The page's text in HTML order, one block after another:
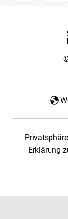
Privatsphäre
Erklärung